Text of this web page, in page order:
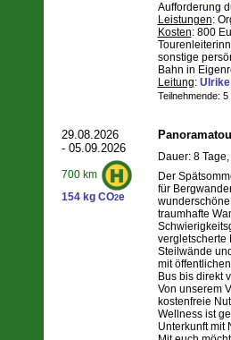
Aufforderung
Leistungen:
Kosten: 800
sonstige
Bahn in
Leitung:
Teilnehmende:
29.08.2026
- 05.09.2026
700 km
154 kg CO2e
Dauer: 8
Der
für
traumhafte
vergletscherte
Steilwände
mit
Bus bis direkt
Von unserem
kostenfreie
Wellness ist
Unterkunft mit